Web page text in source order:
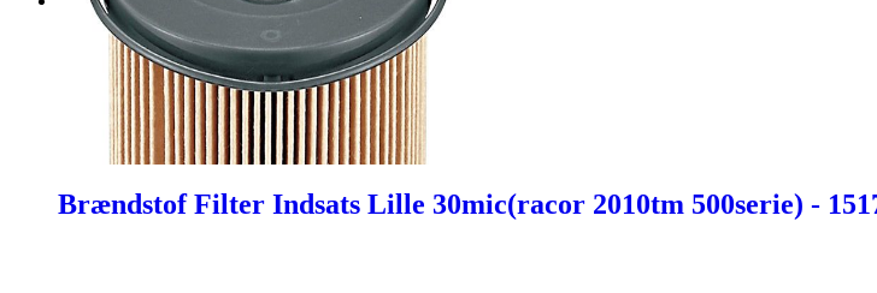
Brændstof Filter Indsats Lille 30mic(racor 2010tm 500serie) -